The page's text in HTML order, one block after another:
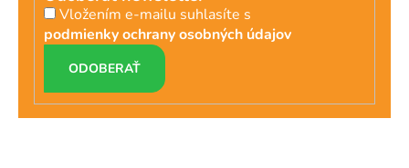
Vložením e-mailu suhlasíte s
podmienky ochrany osobných údajov
PRIHLÁSIŤ
SA